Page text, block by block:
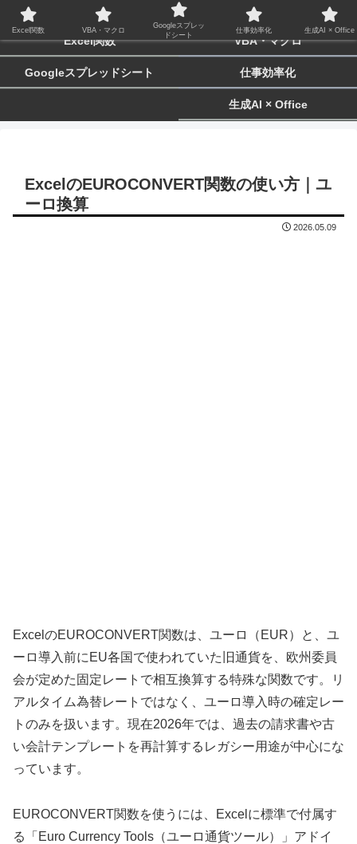
biz-tactics
Excel関数 VBA・マクロ
Googleスプレッドシート 仕事効率化
生成AI × Office
ExcelのEUROCONVERT関数の使い方｜ユ
ーロ換算
2026.05.09
ExcelのEUROCONVERT関数は、ユーロ（EUR）と、ユ
ーロ導入前にEU各国で使われていた旧通貨を、欧州委員
会が定めた固定レートで相互換算する特殊な関数です。リ
アルタイム為替レートではなく、ユーロ導入時の確定レー
トのみを扱います。現在2026年では、過去の請求書や古
い会計テンプレートを再計算するレガシー用途が中心にな
っています。
EUROCONVERT関数を使うには、Excelに標準で付属す
る「Euro Currency Tools（ユーロ通貨ツール）」アドイ
Excel関数 VBA・マクロ
Googleスプレッ
ドシート
仕事効率化 生成AI × Office